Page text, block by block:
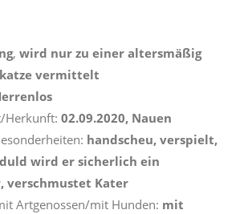
, wird nur zu einer altersmäßig
vermittelt
Herkunft: 02.09.2020, Nauen
handscheu, verspielt,
wird er sicherlich ein
verschmustet Kater
Artgenossen/mit Hunden: mit